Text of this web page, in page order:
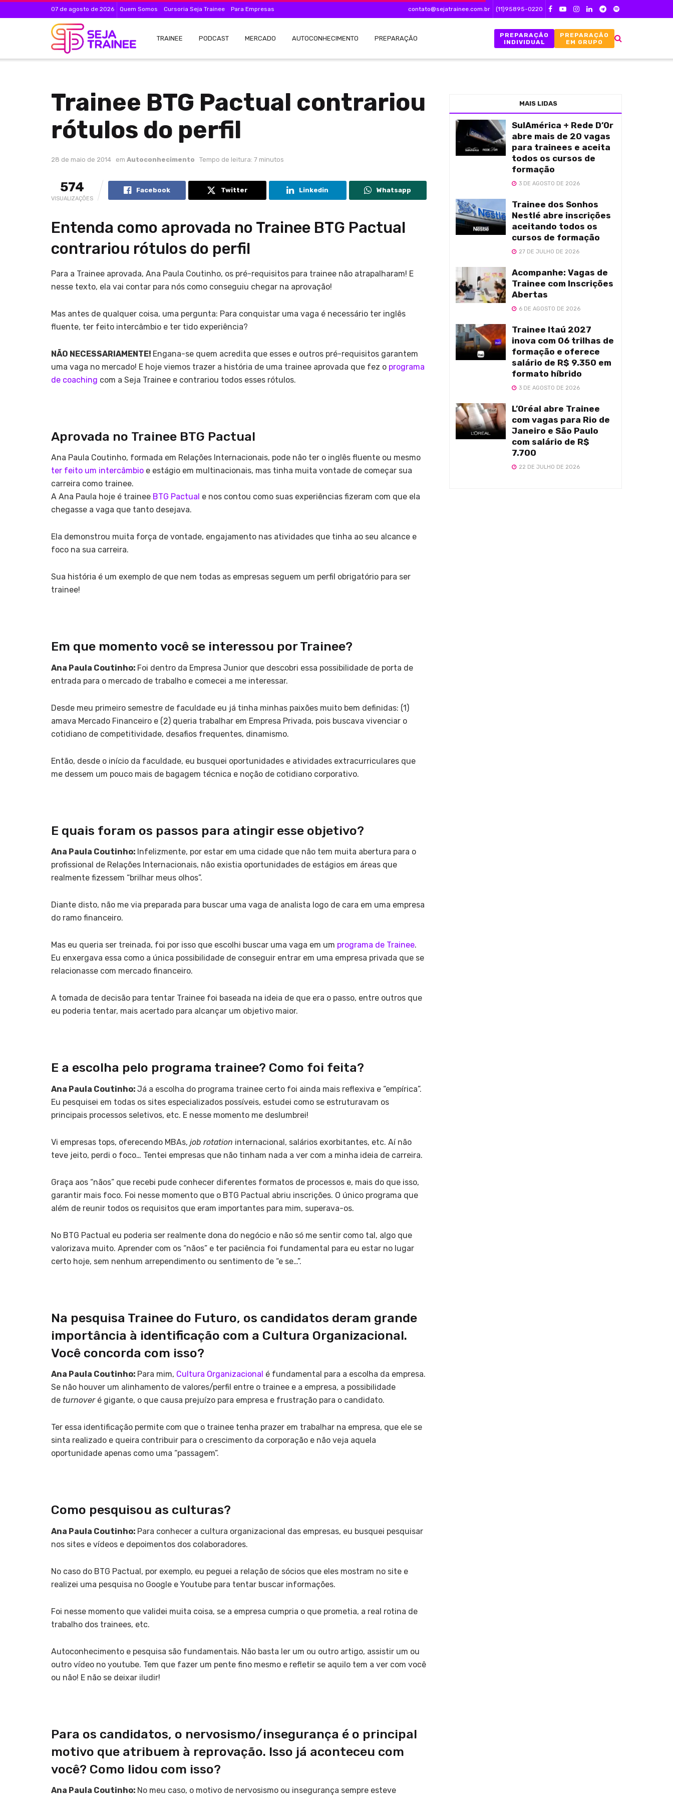
07 de agosto de 2026 Quem Somos Cursoria Seja Trainee Para Empresas contato@sejatrainee.com.br (11)95895-0220
TRAINEE PODCAST MERCADO AUTOCONHECIMENTO PREPARAÇÃO
PREPARAÇÃO
INDIVIDUAL
PREPARAÇÃO
EM GRUPO
Trainee BTG Pactual contrariou
rótulos do perfil
28 de maio de 2014 em Autoconhecimento Tempo de leitura: 7 minutos
574
VISUALIZAÇÕES
Facebook Twitter Linkedin Whatsapp
Entenda como aprovada no Trainee BTG Pactual
contrariou rótulos do perfil
Para a Trainee aprovada, Ana Paula Coutinho, os pré-requisitos para trainee não atrapalharam! E
nesse texto, ela vai contar para nós como conseguiu chegar na aprovação!
Mas antes de qualquer coisa, uma pergunta: Para conquistar uma vaga é necessário ter inglês
fluente, ter feito intercâmbio e ter tido experiência?
NÃO NECESSARIAMENTE! Engana-se quem acredita que esses e outros pré-requisitos garantem
uma vaga no mercado! E hoje viemos trazer a história de uma trainee aprovada que fez o programa
de coaching com a Seja Trainee e contrariou todos esses rótulos.
Aprovada no Trainee BTG Pactual
Ana Paula Coutinho, formada em Relações Internacionais, pode não ter o inglês fluente ou mesmo
ter feito um intercâmbio e estágio em multinacionais, mas tinha muita vontade de começar sua
carreira como trainee.
A Ana Paula hoje é trainee BTG Pactual e nos contou como suas experiências fizeram com que ela
chegasse a vaga que tanto desejava.
Ela demonstrou muita força de vontade, engajamento nas atividades que tinha ao seu alcance e
foco na sua carreira.
Sua história é um exemplo de que nem todas as empresas seguem um perfil obrigatório para ser
trainee!
Em que momento você se interessou por Trainee?
Ana Paula Coutinho: Foi dentro da Empresa Junior que descobri essa possibilidade de porta de
entrada para o mercado de trabalho e comecei a me interessar.
Desde meu primeiro semestre de faculdade eu já tinha minhas paixões muito bem definidas: (1)
amava Mercado Financeiro e (2) queria trabalhar em Empresa Privada, pois buscava vivenciar o
cotidiano de competitividade, desafios frequentes, dinamismo.
Então, desde o início da faculdade, eu busquei oportunidades e atividades extracurriculares que
me dessem um pouco mais de bagagem técnica e noção de cotidiano corporativo.
E quais foram os passos para atingir esse objetivo?
Ana Paula Coutinho: Infelizmente, por estar em uma cidade que não tem muita abertura para o
profissional de Relações Internacionais, não existia oportunidades de estágios em áreas que
realmente fizessem “brilhar meus olhos”.
Diante disto, não me via preparada para buscar uma vaga de analista logo de cara em uma empresa
do ramo financeiro.
Mas eu queria ser treinada, foi por isso que escolhi buscar uma vaga em um programa de Trainee.
Eu enxergava essa como a única possibilidade de conseguir entrar em uma empresa privada que se
relacionasse com mercado financeiro.
A tomada de decisão para tentar Trainee foi baseada na ideia de que era o passo, entre outros que
eu poderia tentar, mais acertado para alcançar um objetivo maior.
E a escolha pelo programa trainee? Como foi feita?
Ana Paula Coutinho: Já a escolha do programa trainee certo foi ainda mais reflexiva e “empírica”.
Eu pesquisei em todas os sites especializados possíveis, estudei como se estruturavam os
principais processos seletivos, etc. E nesse momento me deslumbrei!
Vi empresas tops, oferecendo MBAs, job rotation internacional, salários exorbitantes, etc. Aí não
teve jeito, perdi o foco… Tentei empresas que não tinham nada a ver com a minha ideia de carreira.
Graça aos “nãos” que recebi pude conhecer diferentes formatos de processos e, mais do que isso,
garantir mais foco. Foi nesse momento que o BTG Pactual abriu inscrições. O único programa que
além de reunir todos os requisitos que eram importantes para mim, superava-os.
No BTG Pactual eu poderia ser realmente dona do negócio e não só me sentir como tal, algo que
valorizava muito. Aprender com os “nãos” e ter paciência foi fundamental para eu estar no lugar
certo hoje, sem nenhum arrependimento ou sentimento de “e se…”.
Na pesquisa Trainee do Futuro, os candidatos deram grande
importância à identificação com a Cultura Organizacional.
Você concorda com isso?
Ana Paula Coutinho: Para mim, Cultura Organizacional é fundamental para a escolha da empresa.
Se não houver um alinhamento de valores/perfil entre o trainee e a empresa, a possibilidade
de turnoveré gigante, o que causa prejuízo para empresa e frustração para o candidato.
Ter essa identificação permite com que o trainee tenha prazer em trabalhar na empresa, que ele se
sinta realizado e queira contribuir para o crescimento da corporação e não veja aquela
oportunidade apenas como uma “passagem”.
Como pesquisou as culturas?
Ana Paula Coutinho: Para conhecer a cultura organizacional das empresas, eu busquei pesquisar
nos sites e vídeos e depoimentos dos colaboradores.
No caso do BTG Pactual, por exemplo, eu peguei a relação de sócios que eles mostram no site e
realizei uma pesquisa no Google e Youtube para tentar buscar informações.
Foi nesse momento que validei muita coisa, se a empresa cumpria o que prometia, a real rotina de
trabalho dos trainees, etc.
Autoconhecimento e pesquisa são fundamentais. Não basta ler um ou outro artigo, assistir um ou
outro vídeo no youtube. Tem que fazer um pente fino mesmo e refletir se aquilo tem a ver com você
ou não! E não se deixar iludir!
Para os candidatos, o nervosismo/insegurança é o principal
motivo que atribuem à reprovação. Isso já aconteceu com
você? Como lidou com isso?
Ana Paula Coutinho: No meu caso, o motivo de nervosismo ou insegurança sempre esteve
MAIS LIDAS
SulAmérica + Rede D’Or
abre mais de 20 vagas
para trainees e aceita
todos os cursos de
formação
3 DE AGOSTO DE 2026
Trainee dos Sonhos
Nestlé abre inscrições
aceitando todos os
cursos de formação
27 DE JULHO DE 2026
Acompanhe: Vagas de
Trainee com Inscrições
Abertas
6 DE AGOSTO DE 2026
Trainee Itaú 2027
inova com 06 trilhas de
formação e oferece
salário de R$ 9.350 em
formato híbrido
3 DE AGOSTO DE 2026
L’Oréal abre Trainee
com vagas para Rio de
Janeiro e São Paulo
com salário de R$
7.700
22 DE JULHO DE 2026